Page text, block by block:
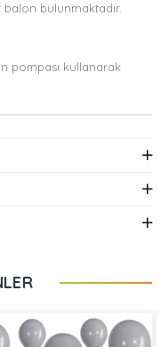
balon bulunmaktadır.
pompası kullanarak